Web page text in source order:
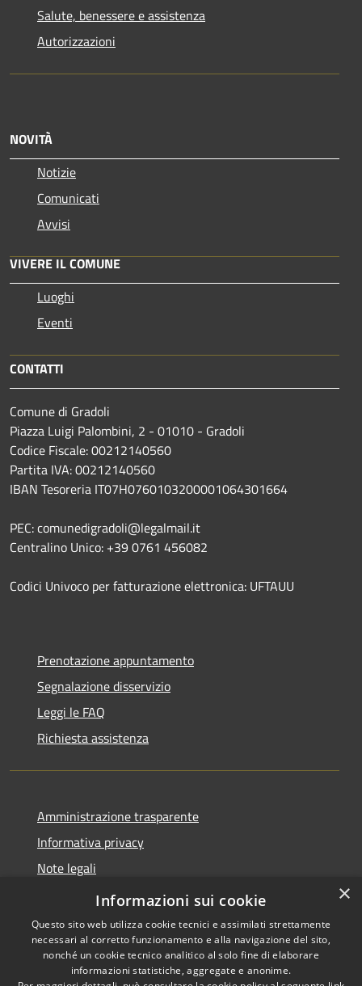
Salute, benessere e assistenza
Autorizzazioni
NOVITÀ
Notizie
Comunicati
Avvisi
VIVERE IL COMUNE
Luoghi
Eventi
CONTATTI
Comune di Gradoli
Piazza Luigi Palombini, 2 - 01010 - Gradoli
Codice Fiscale: 00212140560
Partita IVA: 00212140560
IBAN Tesoreria IT07H0760103200001064301664
PEC: comunedigradoli@legalmail.it
Centralino Unico: +39 0761 456082
Codici Univoco per fatturazione elettronica: UFTAUU
Prenotazione appuntamento
Segnalazione disservizio
Leggi le FAQ
Richiesta assistenza
Amministrazione trasparente
Informativa privacy
Note legali
Dichiarazione di accessibilità
Copyright © 2026 • Comune di
×
Informazioni sui cookie
Questo sito web utilizza cookie tecnici e assimilati strettamente
necessari al corretto funzionamento e alla navigazione del sito,
nonché un cookie tecnico analitico al solo fine di elaborare
informazioni statistiche, aggregate e anonime.